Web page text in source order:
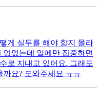
게 실무를 해야 할지 몰라
었는데 일에만 집중하면
로 지내고 있어요. 그래도
요? 도와주세요 ㅠㅠ